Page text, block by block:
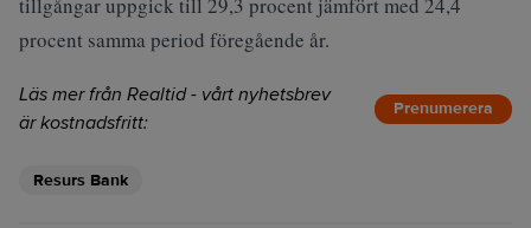
procent samma period föregående år.
Läs mer från Realtid - vårt nyhetsbrev
är kostnadsfritt:
Prenumerera
Resurs Bank